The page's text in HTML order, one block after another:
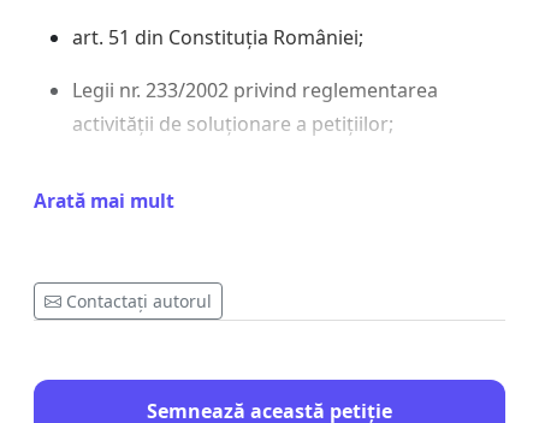
art. 51 din Constituția României;
Legii nr. 233/2002 privind reglementarea
activității de soluționare a petițiilor;
198/2023, cu modificările și completările la zi;
personalului plătit din fonduri publice;
consultare publică publicate de Ministerul
Educației și Cercetării și Ministerul Muncii în
Arată mai mult
Contactați autorul
Semnează această petiție